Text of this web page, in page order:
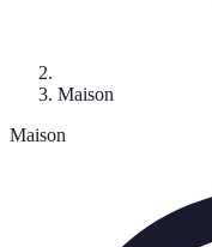
Maison
Maison